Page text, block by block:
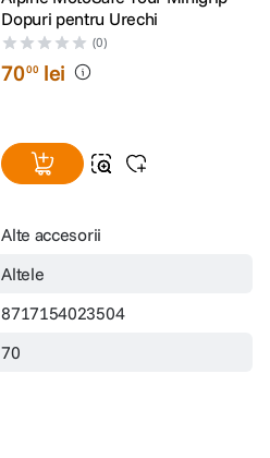
Dopuri pentru Urechi
(0)
7000 lei
Alte accesorii
Altele
8717154023504
70